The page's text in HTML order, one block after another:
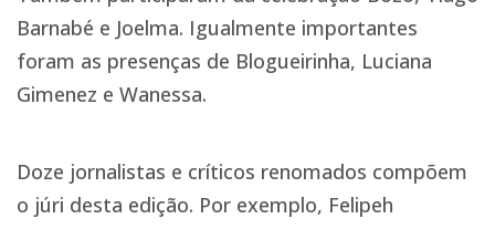
Barnabé e Joelma. Igualmente importantes
foram as presenças de Blogueirinha, Luciana
Gimenez e Wanessa.
Doze jornalistas e críticos renomados compõem
o júri desta edição. Por exemplo, Felipeh